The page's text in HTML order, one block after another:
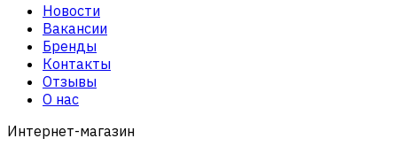
Новости
Вакансии
Бренды
Контакты
Отзывы
О нас
Интернет-магазин